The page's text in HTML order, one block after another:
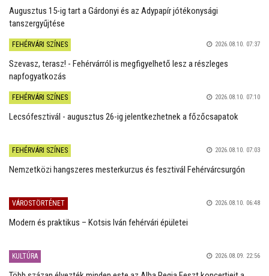
Augusztus 15-ig tart a Gárdonyi és az Adypapír jótékonysági
tanszergyűjtése
FEHÉRVÁRI SZÍNES 2026.08.10. 07:37
Szevasz, terasz! - Fehérvárról is megfigyelhető lesz a részleges
napfogyatkozás
FEHÉRVÁRI SZÍNES 2026.08.10. 07:10
Lecsófesztivál - augusztus 26-ig jelentkezhetnek a főzőcsapatok
FEHÉRVÁRI SZÍNES 2026.08.10. 07:03
Nemzetközi hangszeres mesterkurzus és fesztivál Fehérvárcsurgón
VÁROSTÖRTÉNET 2026.08.10. 06:48
Modern és praktikus – Kotsis Iván fehérvári épületei
KULTÚRA 2026.08.09. 22:56